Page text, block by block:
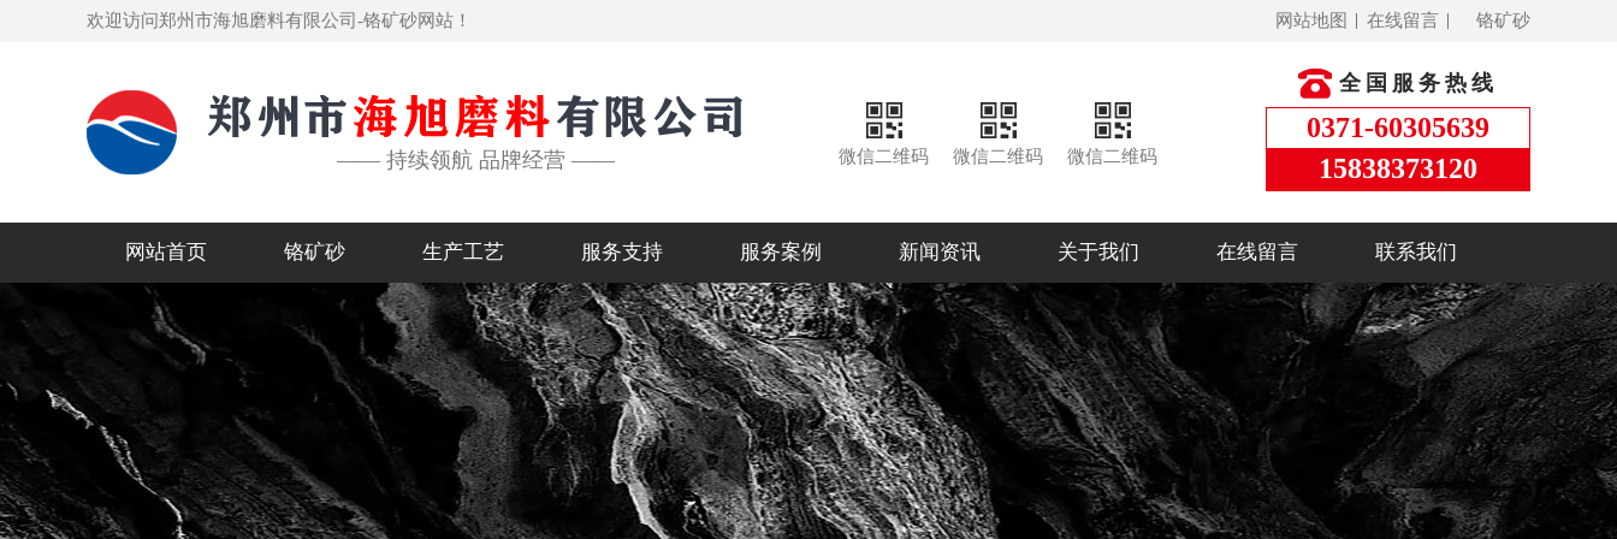
欢迎访问郑州市海旭磨料有限公司-铬矿砂网站！ 铬矿砂
在线留言
网站地图
—— 持续领航 品牌经营 —— 微信二维码 微信二维码 微信二维码
全国服务热线
0371-60305639
15838373120
网站首页 铬矿砂 生产工艺 服务支持 服务案例 新闻资讯 关于我们 在线留言 联系我们